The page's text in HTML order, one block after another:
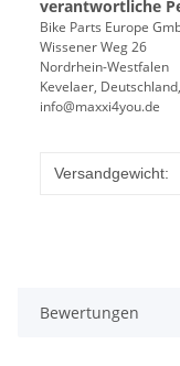
verantwortliche
Bike Parts Europe
Wissener Weg 26
Nordrhein-Westfalen
Kevelaer,
info@maxxi4you.de
Versandgewicht:
Bewertungen